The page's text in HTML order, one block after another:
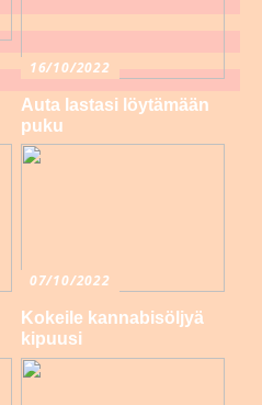
16/10/2022
Auta lastasi löytämään
puku
07/10/2022
Kokeile kannabisöljyä
kipuusi